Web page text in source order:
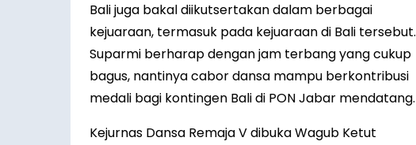
Bali juga bakal diikutsertakan dalam berbagai
kejuaraan, termasuk pada kejuaraan di Bali tersebut.
Suparmi berharap dengan jam terbang yang cukup
bagus, nantinya cabor dansa mampu berkontribusi
medali bagi kontingen Bali di PON Jabar mendatang.
Kejurnas Dansa Remaja V dibuka Wagub Ketut